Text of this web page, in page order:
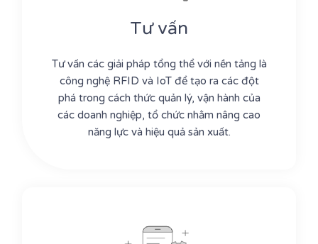
Tư vấn
Tư vấn các giải pháp tổng thể với nền tảng là
công nghệ RFID và IoT để tạo ra các đột
phá trong cách thức quản lý, vận hành của
các doanh nghiệp, tổ chức nhằm nâng cao
năng lực và hiệu quả sản xuất.